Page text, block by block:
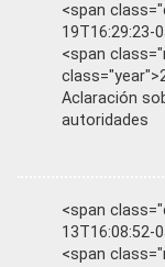
<span
19T16:29:23-
<span
Aclaración
autoridades
<span
13T16:08:52-
<span